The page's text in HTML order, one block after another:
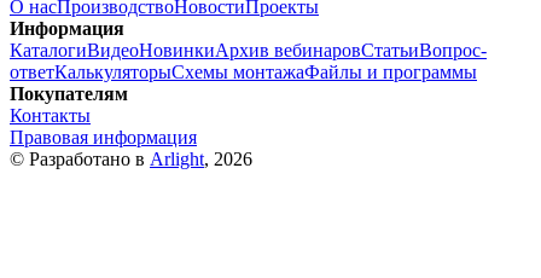
О насПроизводствоНовостиПроекты
Информация
КаталогиВидеоНовинкиАрхив вебинаровСтатьиВопрос-
ответКалькуляторыСхемы монтажаФайлы и программы
Покупателям
Контакты
Правовая информация
© Разработано в Arlight, 2026